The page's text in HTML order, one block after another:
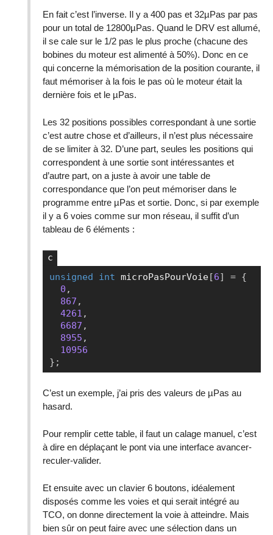
En fait c’est l’inverse. Il y a 400 pas et 32µPas par pas
pour un total de 12800µPas. Quand le DRV est allumé,
il se cale sur le 1/2 pas le plus proche (chacune des
bobines du moteur est alimenté à 50%). Donc en ce
qui concerne la mémorisation de la position courante, il
faut mémoriser à la fois le pas où le moteur était la
dernière fois et le µPas.
Les 32 positions possibles correspondant à une sortie
c’est autre chose et d’ailleurs, il n’est plus nécessaire
de se limiter à 32. D’une part, seules les positions qui
correspondent à une sortie sont intéressantes et
d’autre part, on a juste à avoir une table de
correspondance que l’on peut mémoriser dans le
programme entre µPas et sortie. Donc, si par exemple
il y a 6 voies comme sur mon réseau, il suffit d’un
tableau de 6 éléments :
unsigned int microPasPourVoie[6] = {
0 ,
867 ,
4261 ,
6687 ,
8955 ,
10956
} ;
Copier
C’est un exemple, j’ai pris des valeurs de µPas au
hasard.
Pour remplir cette table, il faut un calage manuel, c’est
à dire en déplaçant le pont via une interface avancer-
reculer-valider.
Et ensuite avec un clavier 6 boutons, idéalement
disposés comme les voies et qui serait intégré au
TCO, on donne directement la voie à atteindre. Mais
bien sûr on peut faire avec une sélection dans un